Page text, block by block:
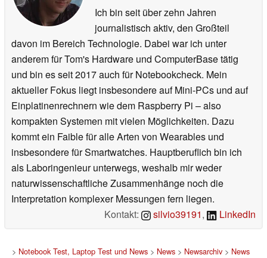
Ich bin seit über zehn Jahren
journalistisch aktiv, den Großteil
davon im Bereich Technologie. Dabei war ich unter
anderem für Tom's Hardware und ComputerBase tätig
und bin es seit 2017 auch für Notebookcheck. Mein
aktueller Fokus liegt insbesondere auf Mini-PCs und auf
Einplatinenrechnern wie dem Raspberry Pi – also
kompakten Systemen mit vielen Möglichkeiten. Dazu
kommt ein Faible für alle Arten von Wearables und
insbesondere für Smartwatches. Hauptberuflich bin ich
als Laboringenieur unterwegs, weshalb mir weder
naturwissenschaftliche Zusammenhänge noch die
Interpretation komplexer Messungen fern liegen.
Kontakt:
silvio39191, LinkedIn
> Notebook Test, Laptop Test und News> News> Newsarchiv> News